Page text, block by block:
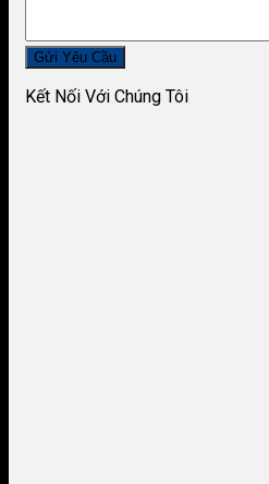
Kết Nối Với Chúng Tôi